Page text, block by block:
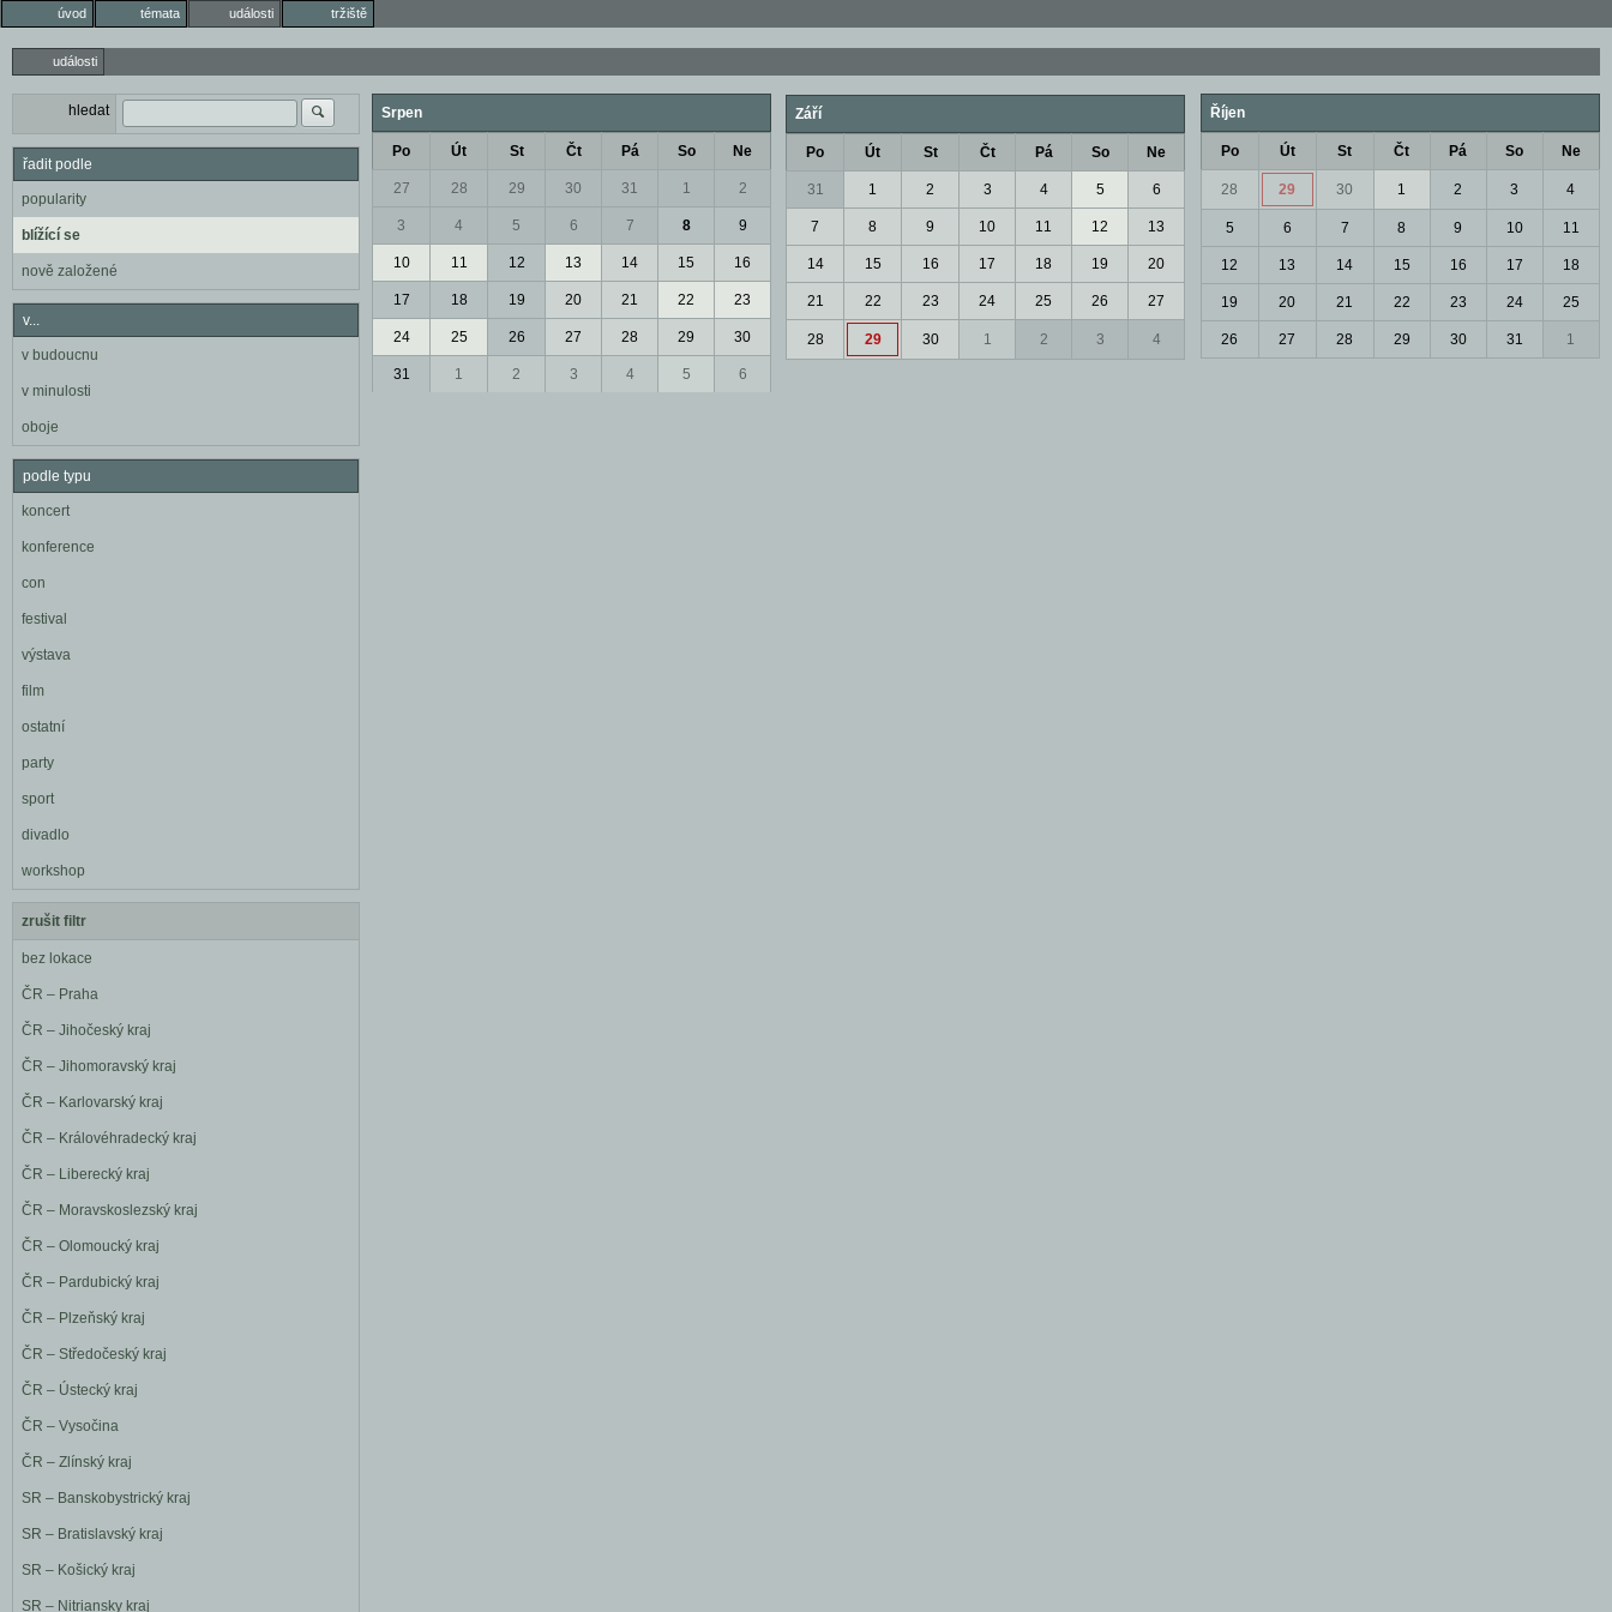
úvod témata události tržiště
události
hledat
řadit podle
popularity
blížící se
nově založené
v...
v budoucnu
v minulosti
oboje
podle typu
koncert
konference
con
festival
výstava
film
ostatní
party
sport
divadlo
workshop
zrušit filtr
bez lokace
ČR – Praha
ČR – Jihočeský kraj
ČR – Jihomoravský kraj
ČR – Karlovarský kraj
ČR – Královéhradecký kraj
ČR – Liberecký kraj
ČR – Moravskoslezský kraj
ČR – Olomoucký kraj
ČR – Pardubický kraj
ČR – Plzeňský kraj
ČR – Středočeský kraj
ČR – Ústecký kraj
ČR – Vysočina
ČR – Zlínský kraj
SR – Banskobystrický kraj
SR – Bratislavský kraj
SR – Košický kraj
SR – Nitriansky kraj
Srpen
Po Út St Čt Pá So Ne
27 28 29 30 31 1 2
3 4 5 6 7 8 9
10 11 12 13 14 15 16
17 18 19 20 21 22 23
24 25 26 27 28 29 30
31 1 2 3 4 5 6
Září
Po Út St Čt Pá So Ne
31 1 2 3 4 5 6
7 8 9 10 11 12 13
14 15 16 17 18 19 20
21 22 23 24 25 26 27
28 29 30 1 2 3 4
Říjen
Po Út St Čt Pá So Ne
28 29 30 1 2 3 4
5 6 7 8 9 10 11
12 13 14 15 16 17 18
19 20 21 22 23 24 25
26 27 28 29 30 31 1